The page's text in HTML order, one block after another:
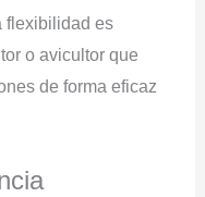
flexibilidad es
o avicultor que
de forma eficaz